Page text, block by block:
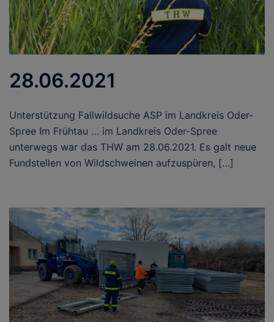
28.06.2021
Unterstützung Fallwildsuche ASP im Landkreis Oder-
Spree Im Frühtau … im Landkreis Oder-Spree
unterwegs war das THW am 28.06.2021. Es galt neue
Fundstellen von Wildschweinen aufzuspüren, […]